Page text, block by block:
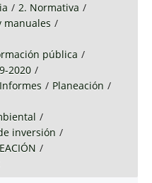
/ 2. Normativa /
manuales /
pública /
2020 /
/ Planeación /
/
inversión /
/